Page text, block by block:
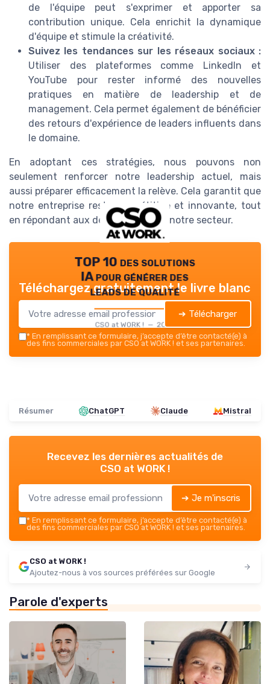
de l'équipe peut s'exprimer et apporter sa
contribution unique. Cela enrichit la dynamique
d'équipe et stimule la créativité.
Suivez les tendances sur les réseaux sociaux :
Utiliser des plateformes comme LinkedIn et
YouTube pour rester informé des nouvelles
pratiques en matière de leadership et de
management. Cela permet également de bénéficier
des retours d'expérience de leaders influents dans
le domaine.
En adoptant ces stratégies, nous pouvons non
seulement renforcer notre leadership actuel, mais
aussi préparer efficacement la relève. Cela garantit que
notre entreprise reste compétitive et innovante, tout
en répondant aux défis uniques de notre secteur.
TOP 10 des solutions
IA pour générer des
leads de qualité
CSO at WORK ! — 2026
Téléchargez gratuitement le livre blanc
➔ Télécharger
* En remplissant ce formulaire, j’accepte d’être contacté(e) à
des fins commerciales par CSO at WORK ! et ses partenaires.
Résumer ChatGPT Claude Mistral
Recevez les dernières actualités de
CSO at WORK !
➔ Je m'inscris
* En remplissant ce formulaire, j’accepte d’être contacté(e) à
des fins commerciales par CSO at WORK ! et ses partenaires.
CSO at WORK !
Ajoutez-nous à vos sources préférées sur Google
Parole d'experts